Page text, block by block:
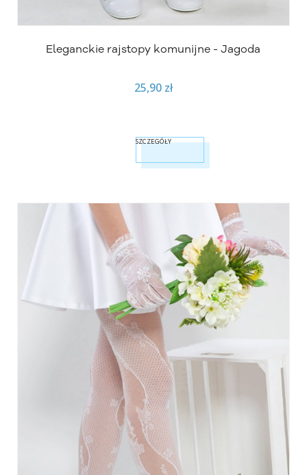
Eleganckie rajstopy komunijne - Jagoda
25,90 zł
SZCZEGÓŁY